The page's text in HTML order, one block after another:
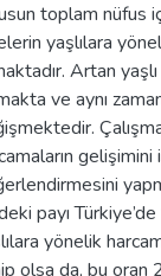
toplam nüfus
yaşlılara
Artan
ve aynı
payı
yönelik
olsa da, bu oran